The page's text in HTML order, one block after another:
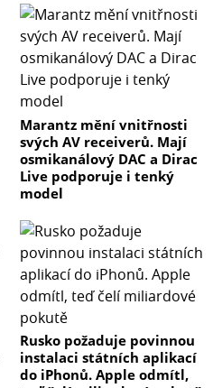
Marantz mění vnitřnosti
svých AV receiverů. Mají
osmikanálový DAC a Dirac
Live podporuje i tenký
model
Rusko požaduje povinnou
instalaci státních aplikací
do iPhonů. Apple odmítl,